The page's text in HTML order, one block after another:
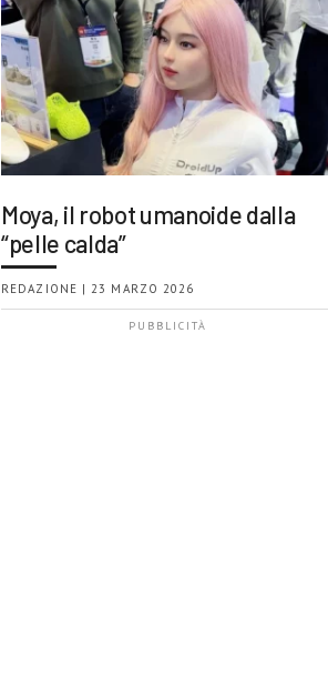
Moya, il robot umanoide dalla
“pelle calda”
REDAZIONE | 23 MARZO 2026